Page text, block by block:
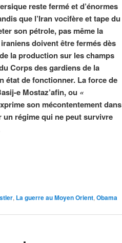
reste fermé et d’énormes
que l’Iran vocifère et tape du
son pétrole, pas même la
doivent être fermés dès
la production sur les champs
Corps des gardiens de la
état de fonctionner. La force de
e Mostaz’afin, ou «
son mécontentement dans
régime qui ne peut survivre
, La guerre au Moyen Orient, Obama